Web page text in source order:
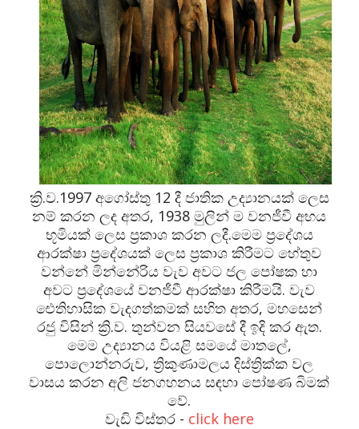
ක්‍රි.ව.1997 අගෝස්තු 12 දී ජාතික උද්‍යානයක් ලෙස
නම් කරන ලද අතර, 1938 මුලින් ම වනජීවී අභය
භූමියක් ලෙස ප්‍රකාශ කරන ලදී.මෙම ප්‍රදේශය
ආරක්ෂා ප්‍රදේශයක් ලෙස ප්‍රකාශ කිරීමට හේතුව
වන්නේ මින්නේරිය වැව අවට ජල පෝෂක හා
අවට ප්‍රදේශයේ වනජීවී ආරක්ෂා කිරීමයි. වැව
ඓතිහාසික වැදගත්කමක් සහිත අතර, මහසෙන්
රජු විසින් ක්‍රි.ව. තුන්වන සියවසේ දී ඉදි කර ඇත.
මෙම උද්‍යානය වියළි සමයේ මාතලේ,
පොලොන්නරුව, ත්‍රිකුණාමලය දිස්ත්‍රික්ක වල
වාසය කරන අලි ජනගහනය සඳහා පෝෂණ බිමක්
වේ.
වැඩි විස්තර - click here